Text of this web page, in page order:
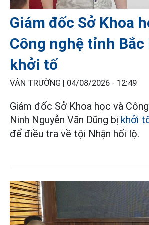
Giám đốc Sở Khoa
Công nghệ tỉnh Bắc
khởi tố
VÂN TRƯỜNG | 04/08/2026 - 12:49
Giám đốc Sở Khoa học và
Ninh Nguyễn Văn Dũng bị khởi
để điều tra về tội Nhận hối lộ.